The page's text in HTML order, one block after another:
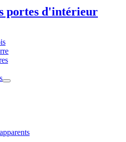
portes d'intérieur